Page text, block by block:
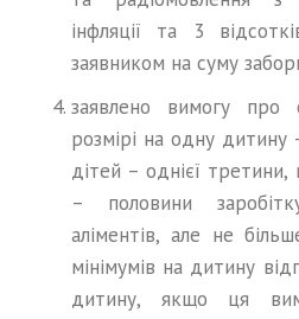
інфляції та 3
заявником на суму
заявлено вимогу про
розмірі на одну дитину
дітей – однієї
– половини
аліментів, але не
мінімумів на дитину
дитину, якщо ця